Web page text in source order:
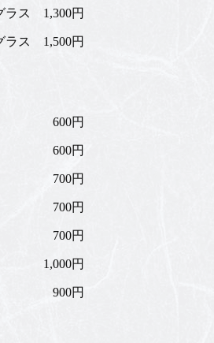
ラス 1,300円
ラス 1,500円
600円
600円
700円
700円
700円
1,000円
900円